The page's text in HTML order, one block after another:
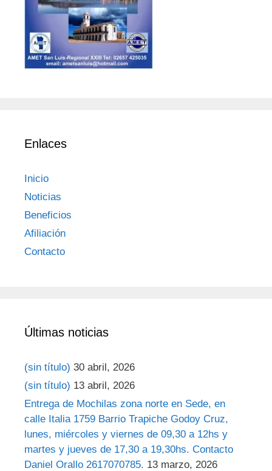
Enlaces
Inicio
Noticias
Beneficios
Afiliación
Contacto
Últimas noticias
(sin título) 30 abril, 2026
(sin título) 13 abril, 2026
Entrega de Mochilas zona norte en Sede, en
calle Italia 1759 Barrio Trapiche Godoy Cruz,
lunes, miércoles y viernes de 09,30 a 12hs y
martes y jueves de 17,30 a 19,30hs. Contacto
Daniel Orallo 2617070785. 13 marzo, 2026